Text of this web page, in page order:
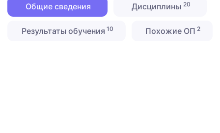
Общие сведения Дисциплины 20
Результаты обучения 10 Похожие ОП 2